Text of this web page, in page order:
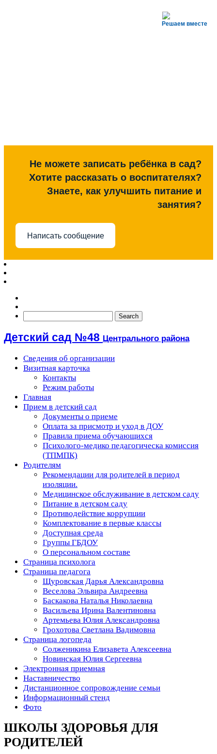
Решаем вместе
Не можете записать ребёнка в сад?
Хотите рассказать о воспитателях?
Знаете, как улучшить питание и
занятия?
Написать сообщение
Детский сад №48 Центрального района
Сведения об организации
Визитная карточка
Контакты
Режим работы
Главная
Прием в детский сад
Документы о приеме
Оплата за присмотр и уход в ДОУ
Правила приема обучающихся
Психолого-медико педагогическа комиссия
(ТПМПК)
Родителям
Рекомендации для родителей в период
изоляции.
Медицинское обслуживание в детском саду
Питание в детском саду
Противодействие коррупции
Комплектование в первые классы
Доступная среда
Группы ГБДОУ
О персональном составе
Страница психолога
Страница педагога
Щуровская Дарья Александровна
Веселова Эльвира Андреевна
Баскакова Наталья Николаевна
Васильева Ирина Валентиновна
Артемьева Юлия Александровна
Грохотова Светлана Вадимовна
Страница логопеда
Солженикина Елизавета Алексеевна
Новинская Юлия Сергеевна
Электронная приемная
Наставничество
Дистанционное сопровождение семьи
Информационный стенд
Фото
ШКОЛЫ ЗДОРОВЬЯ ДЛЯ
РОДИТЕЛЕЙ